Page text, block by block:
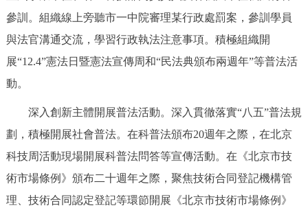
參訓。組織線上旁聽市一中院審理某行政處罰案，參訓學員
與法官溝通交流，學習行政執法注意事項。積極組織開
展“12.4”憲法日暨憲法宣傳周和“民法典頒布兩週年”等普法活
動。
深入創新主體開展普法活動。深入貫徹落實“八五”普法規
劃，積極開展社會普法。在科普法頒布20週年之際，在北京
科技周活動現場開展科普法問答等宣傳活動。在《北京市技
術市場條例》頒布二十週年之際，聚焦技術合同登記機構管
理、技術合同認定登記等環節開展《北京市技術市場條例》